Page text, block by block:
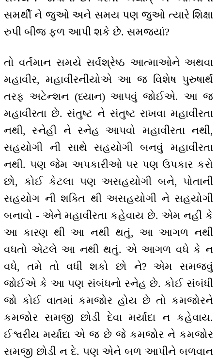
સમર્થી ને જુઓ અને સમય પણ જુઓ ત્યારે શિક્ષા
રુપી બીજ ફળ આપી શકે છે. સમજ્યાં?
તો વર્તમાન સમયે સર્વશ્રેષ્ઠ આત્માઓને અથવા
મહાવીર, મહાવીરનીયોએ આ જ વિશેષ પુરુષાર્થ
તરફ અટેન્શન (ધ્યાન) આપવું જોઈએ. આ જ
મહાવીરતા છે. સંતુષ્ટ ને સંતુષ્ટ રાખવા મહાવીરતા
નથી, સ્નેહી ને સ્નેહ આપવો મહાવીરતા નથી,
સહયોગી ની સાથે સહયોગી બનવું મહાવીરતા
નથી. પણ જેમ અપકારીઓ પર પણ ઉપકાર કરો
છો, કોઈ કેટલા પણ અસહયોગી બને, પોતાની
સહયોગ ની શક્તિ થી અસહયોગી ને સહયોગી
બનાવો - એને મહાવીરતા કહેવાય છે. એમ નહીં કે
આ કારણ થી આ નથી થતું, આ આગળ નથી
વધતો એટલે આ નથી થતું. એ આગળ વધે કે ન
વધે, તમે તો વધી શકો છો ને? એમ સમજવું
જોઈએ કે આ પણ સંબંધનો સ્નેહ છે. કોઈ સંબંધી
જો કોઈ વાતમાં કમજોર હોય છે તો કમજોરને
કમજોર સમજી છોડી દેવા મર્યાદા ન કહેવાય.
ઈશ્વરીય મર્યાદા એ જ છે જે કમજોર ને કમજોર
સમજી છોડી ન દે. પણ એને બળ આપીને બળવાન